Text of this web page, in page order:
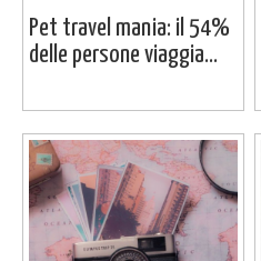
Pet travel mania: il 54%
delle persone viaggia...